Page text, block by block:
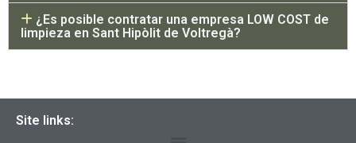
¿Es posible contratar una empresa LOW COST de
limpieza en Sant Hipòlit de Voltregà?
Site links: